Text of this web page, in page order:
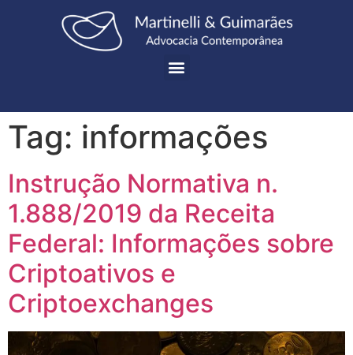
Tag: informações
Instrução Normativa n.
1.888/2019 da Receita
Federal: Informações sobre
Criptoativos e
Criptoexchanges